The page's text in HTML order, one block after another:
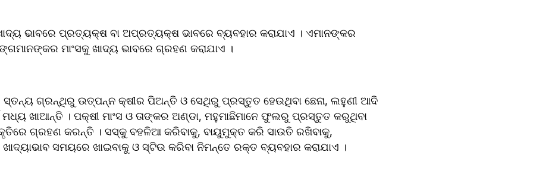
ଭାବରେ ପ୍ରତ୍ୟକ୍ଷ ବା ଅପ୍ରତ୍ୟକ୍ଷ ଭାବରେ ବ୍ୟବ‌ହାର କରାଯାଏ । ଏମାନଙ୍କର
ମାଂସକୁ ଖାଦ୍ୟ ଭାବରେ ଗ୍ରହଣ କରାଯାଏ ।
ସ୍ତନ୍ୟ ଗ୍ରନ୍ଥିରୁ ଉତ୍ପନ୍ନ କ୍ଷୀର ପିଅନ୍ତି ଓ ସେଥିରୁ ପ୍ରସ୍ତୁତ ହେଉଥିବା ଛେନା, ଲହୁଣୀ ଆଦି
ମଧ୍ୟ ଖାଆନ୍ତି । ପକ୍ଷୀ ମାଂସ ଓ ତାଙ୍କର ଅଣ୍ଡା, ମହୁମାଛିମାନେ ଫୁଲରୁ ପ୍ରସ୍ତୁତ କରୁଥିବା
। ସସ୍‌କୁ ବ‌ହଳିଆ କରିବାକୁ, ବାୟୁମୁକ୍ତ କରି ସାଉତି ରଖିବାକୁ,
ଲବଣ‌ଯୁକ୍ତ କରି ଖାଦ୍ୟାଭାବ ସମୟରେ ଖାଇବାକୁ ଓ ସ୍ଟିଉ କରିବା ନିମନ୍ତେ ରକ୍ତ ବ୍ୟବ‌ହାର କରାଯାଏ ।